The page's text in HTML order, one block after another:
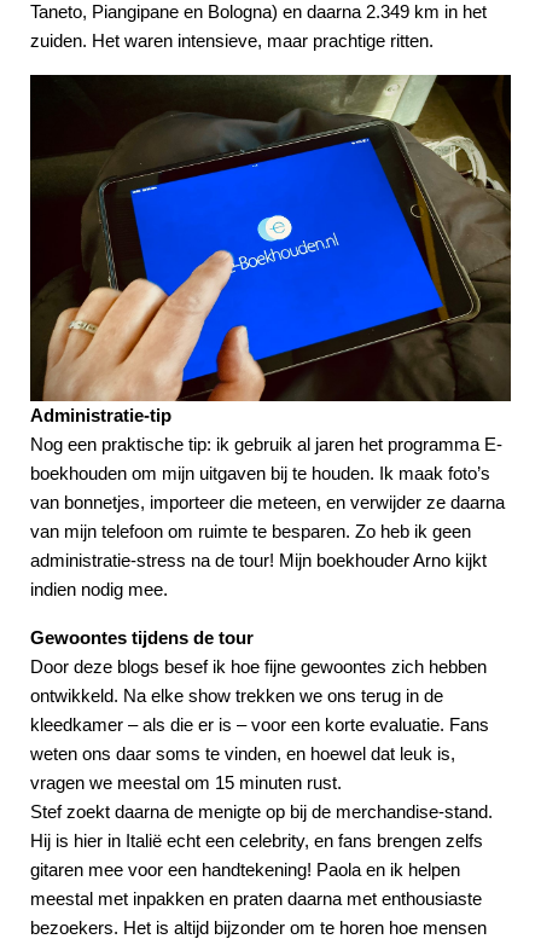
Taneto, Piangipane en Bologna) en daarna 2.349 km in het
zuiden. Het waren intensieve, maar prachtige ritten.
Administratie-tip
Nog een praktische tip: ik gebruik al jaren het programma E-
boekhouden om mijn uitgaven bij te houden. Ik maak foto’s
van bonnetjes, importeer die meteen, en verwijder ze daarna
van mijn telefoon om ruimte te besparen. Zo heb ik geen
administratie-stress na de tour! Mijn boekhouder Arno kijkt
indien nodig mee.
Gewoontes tijdens de tour
Door deze blogs besef ik hoe fijne gewoontes zich hebben
ontwikkeld. Na elke show trekken we ons terug in de
kleedkamer – als die er is – voor een korte evaluatie. Fans
weten ons daar soms te vinden, en hoewel dat leuk is,
vragen we meestal om 15 minuten rust.
Stef zoekt daarna de menigte op bij de merchandise-stand.
Hij is hier in Italië echt een celebrity, en fans brengen zelfs
gitaren mee voor een handtekening! Paola en ik helpen
meestal met inpakken en praten daarna met enthousiaste
bezoekers. Het is altijd bijzonder om te horen hoe mensen